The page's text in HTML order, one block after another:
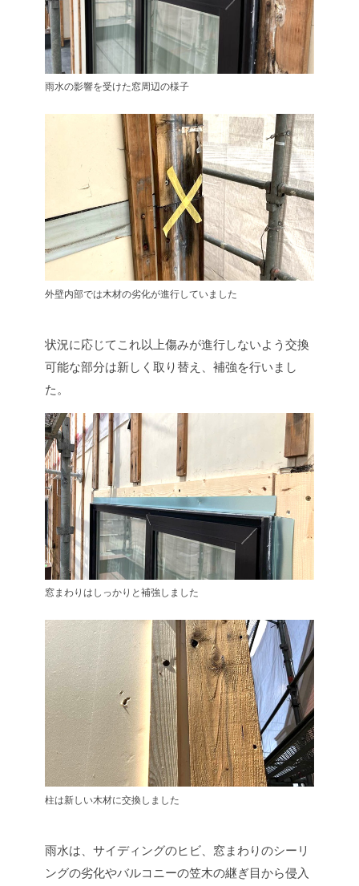
雨水の影響を受けた窓周辺の様子
外壁内部では木材の劣化が進行していました
状況に応じてこれ以上傷みが進行しないよう交換
可能な部分は新しく取り替え、補強を行いまし
た。
窓まわりはしっかりと補強しました
柱は新しい木材に交換しました
雨水は、サイディングのヒビ、窓まわりのシーリ
ングの劣化やバルコニーの笠木の継ぎ目から侵入